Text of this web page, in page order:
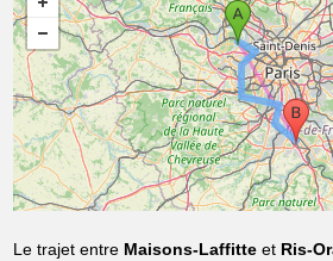
Le trajet entre Maisons-Laffitte et Ris-